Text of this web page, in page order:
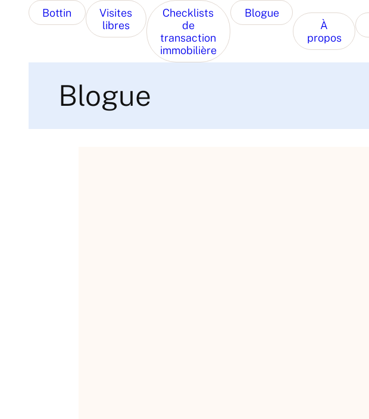
Bottin
Visites
libres
Checklists
de
transaction
immobilière
Blogue
À
propos
Blogue